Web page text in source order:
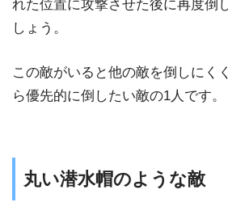
れた位置に攻撃させた後に再度倒
しょう。
この敵がいると他の敵を倒しにく
ら優先的に倒したい敵の1人です。
丸い潜水帽のような敵